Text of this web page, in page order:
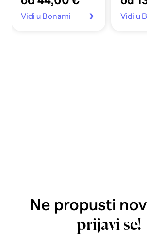
Vidi u Bonami Vidi u
Ne propusti
prijavi se!